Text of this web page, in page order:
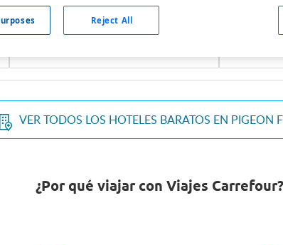
Fechas *
VER TODOS LOS HOTELES BARATOS EN PIGEON
¿Por qué viajar con Viajes Carrefour?
Reject All